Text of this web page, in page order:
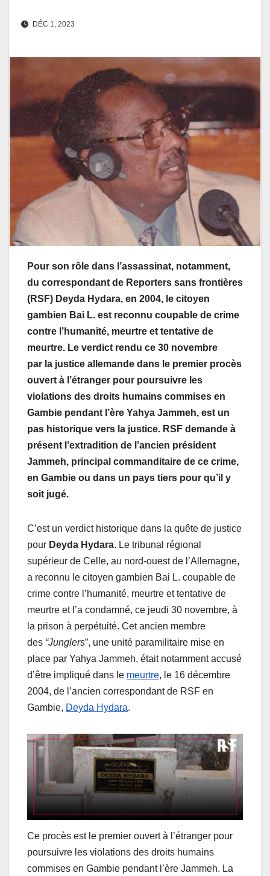
DÉC 1, 2023
Pour son rôle dans l’assassinat, notamment,
du correspondant de Reporters sans frontières
(RSF) Deyda Hydara, en 2004, le citoyen
gambien Bai L. est reconnu coupable de crime
contre l’humanité, meurtre et tentative de
meurtre. Le verdict rendu ce 30 novembre
par la justice allemande dans le premier procès
ouvert à l’étranger pour poursuivre les
violations des droits humains commises en
Gambie pendant l’ère Yahya Jammeh, est un
pas historique vers la justice. RSF demande à
présent l’extradition de l’ancien président
Jammeh, principal commanditaire de ce crime,
en Gambie ou dans un pays tiers pour qu’il y
soit jugé.
C’est un verdict historique dans la quête de justice
pour Deyda Hydara. Le tribunal régional
supérieur de Celle, au nord-ouest de l’Allemagne,
a reconnu le citoyen gambien Bai L. coupable de
crime contre l’humanité, meurtre et tentative de
meurtre et l’a condamné, ce jeudi 30 novembre, à
la prison à perpétuité. Cet ancien membre
des “Junglers”, une unité paramilitaire mise en
place par Yahya Jammeh, était notamment accusé
d’être impliqué dans le meurtre, le 16 décembre
2004, de l’ancien correspondant de RSF en
Gambie, Deyda Hydara.
Ce procès est le premier ouvert à l’étranger pour
poursuivre les violations des droits humains
commises en Gambie pendant l’ère Jammeh. La